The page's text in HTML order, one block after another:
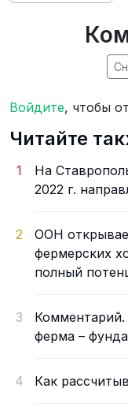
Войдите, чтобы
Читайте
1
На
2022 г.
2
ООН
фермерских
полный
3
ферма –
4 Как